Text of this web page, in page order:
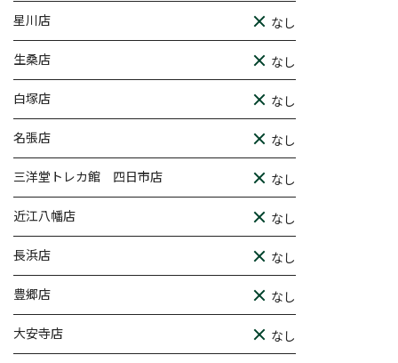
星川店 なし
生桑店 なし
白塚店 なし
名張店 なし
三洋堂トレカ館 四日市店 なし
近江八幡店 なし
長浜店 なし
豊郷店 なし
大安寺店 なし